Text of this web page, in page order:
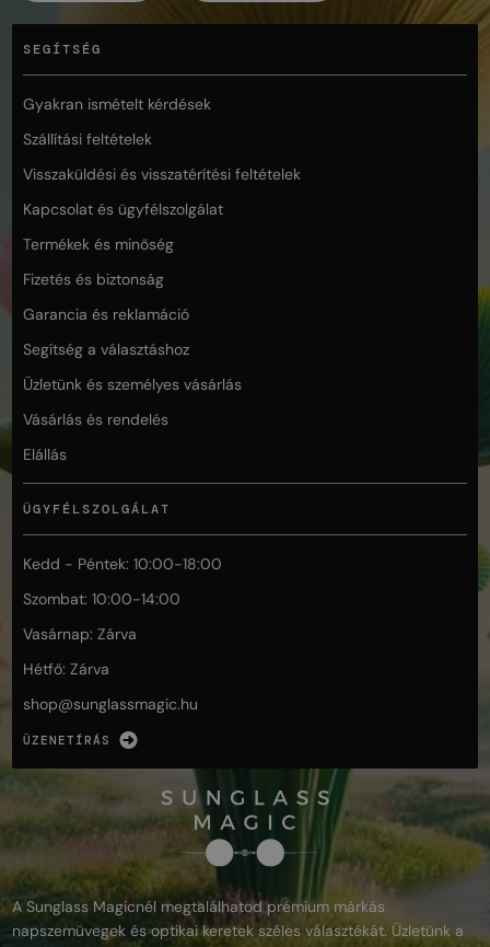
SEGÍTSÉG
Gyakran ismételt kérdések
Szállítási feltételek
Visszaküldési és visszatérítési feltételek
Kapcsolat és ügyfélszolgálat
Termékek és minőség
Fizetés és biztonság
Garancia és reklamáció
Segítség a választáshoz
Üzletünk és személyes vásárlás
Vásárlás és rendelés
Elállás
ÜGYFÉLSZOLGÁLAT
Kedd - Péntek: 10:00-18:00
Szombat: 10:00-14:00
Vasárnap: Zárva
Hétfő: Zárva
shop@sunglassmagic.hu
ÜZENETÍRÁS
A Sunglass Magicnél megtalálhatod prémium márkás
napszemüvegek és optikai keretek széles választékát. Üzletünk a